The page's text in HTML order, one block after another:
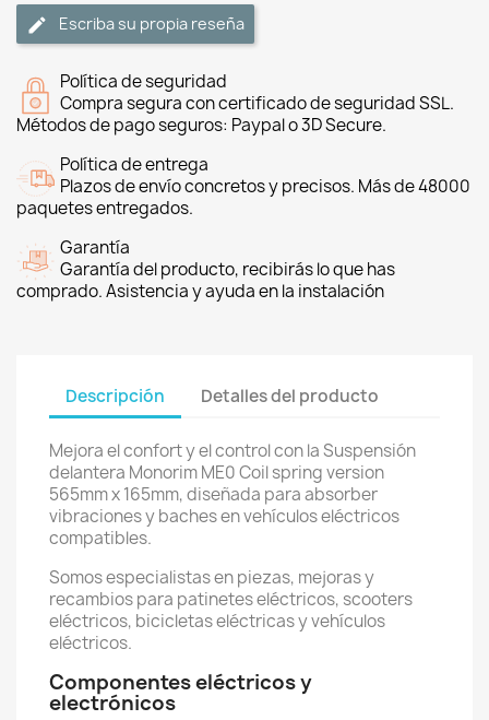
Escriba su propia reseña
Política de seguridad
Compra segura con certificado de seguridad SSL.
Métodos de pago seguros: Paypal o 3D Secure.
Política de entrega
Plazos de envío concretos y precisos. Más de 48000
paquetes entregados.
Garantía
Garantía del producto, recibirás lo que has
comprado. Asistencia y ayuda en la instalación
Descripción Detalles del producto
Mejora el confort y el control con la Suspensión
delantera Monorim ME0 Coil spring version
565mm x 165mm, diseñada para absorber
vibraciones y baches en vehículos eléctricos
compatibles.
Somos especialistas en piezas, mejoras y
recambios para patinetes eléctricos, scooters
eléctricos, bicicletas eléctricas y vehículos
eléctricos.
Componentes eléctricos y
electrónicos